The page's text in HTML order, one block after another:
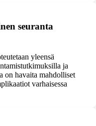
seuranta
yleensä
ja
on havaita mahdolliset
varhaisessa